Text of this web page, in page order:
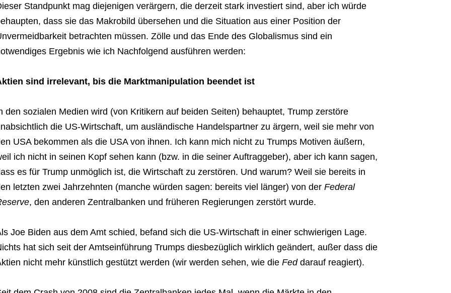
Standpunkt mag diejenigen verärgern, die derzeit stark investiert sind, aber ich würde
dass sie das Makrobild übersehen und die Situation aus einer Position der
betrachten müssen. Zölle und das Ende des Globalismus sind ein
Ergebnis wie ich Nachfolgend ausführen werden:
sind irrelevant, bis die Marktmanipulation beendet ist
den sozialen Medien wird (von Kritikern auf beiden Seiten) behauptet, Trump zerstöre
die US-Wirtschaft, um ausländische Handelspartner zu ärgern, weil sie mehr von
USA bekommen als die USA von ihnen. Ich kann mich nicht zu Trumps Motiven äußern,
ich nicht in seinen Kopf sehen kann (bzw. in die seiner Auftraggeber), aber ich kann sagen,
es für Trump unmöglich ist, die Wirtschaft zu zerstören. Und warum? Weil sie bereits in
letzten zwei Jahrzehnten (manche würden sagen: bereits viel länger) von der Federal
, den anderen Zentralbanken und früheren Regierungen zerstört wurde.
Joe Biden aus dem Amt schied, befand sich die US-Wirtschaft in einer schwierigen Lage.
hat sich seit der Amtseinführung Trumps diesbezüglich wirklich geändert, außer dass die
nicht mehr künstlich gestützt werden (wir werden sehen, wie die Feddarauf reagiert).